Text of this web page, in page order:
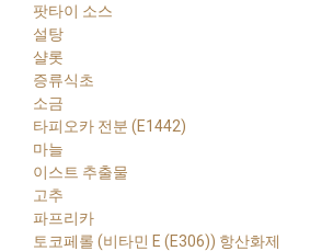
팟타이 소스
설탕
샬롯
증류식초
소금
타피오카 전분 (E1442)
마늘
이스트 추출물
고추
파프리카
토코페롤 (비타민 E (E306)) 항산화제